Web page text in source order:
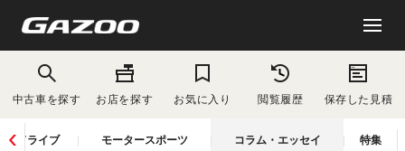
中古車を探す お店を探す お気に入り 閲覧履歴 保存した見積
ドライブ モータースポーツ コラム・エッセイ 特集